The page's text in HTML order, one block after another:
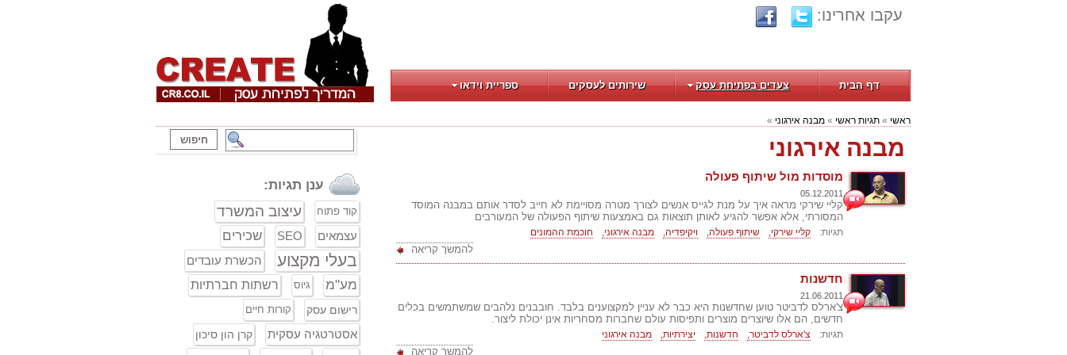
עקבו אחרינו:
דף הבית צעדים בפתיחת עסק שירותים לעסקים ספריית וידאו
ראשי » תגיות ראשי » מבנה אירגוני »
מבנה אירגוני
מוסדות מול שיתוף פעולה
05.12.2011
קליי שירקי מראה איך על מנת לגייס אנשים לצורך מטרה מסויימת לא חייב לסדר אותם במבנה המוסד
המסורתי, אלא אפשר להגיע לאותן תוצאות גם באמצעות שיתוף הפעולה של המעורבים
תגיות: קליי שירקי, שיתוף פעולה, ויקיפדיה, מבנה אירגוני, חוכמת ההמונים
להמשך קריאה
חדשנות
21.06.2011
צ'ארלס לדביטר טוען שחדשנות היא כבר לא עניין למקצוענים בלבד. חובבנים נלהבים שמשתמשים בכלים
חדשים, הם אלו שיוצרים מוצרים ותפיסות עולם שחברות מסחריות אינן יכולת ליצור.
תגיות: צ'ארלס לדביטר, חדשנות, יצירתיות, מבנה אירגוני
להמשך קריאה
ענן תגיות:
קוד פתוח עיצוב המשרד
עצמאים SEO שכירים
בעלי מקצוע הכשרת עובדים
מע"מ גיוס רשתות חברתיות
רישום עסק קורות חיים
אסטרטגיה עסקית קרן הון סיכון